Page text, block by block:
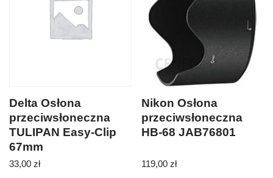
Delta Osłona
przeciwsłoneczna
TULIPAN Easy-Clip
67mm
33,00 zł
Nikon Osłona
przeciwsłoneczna
HB-68 JAB76801
119,00zł